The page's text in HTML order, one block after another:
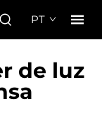
PT
de luz